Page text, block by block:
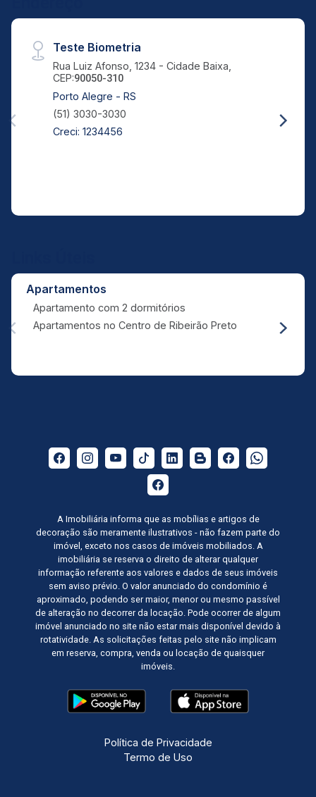
Teste Biometria
Rua Luiz Afonso, 1234 - Cidade Baixa,
CEP:90050-310
Porto Alegre - RS
(51) 3030-3030
Creci: 1234456
Apartamentos
Apartamento com 2 dormitórios
Apartamentos no Centro de Ribeirão Preto
A Imobiliária informa que as mobílias e artigos de
decoração são meramente ilustrativos - não fazem parte do
imóvel, exceto nos casos de imóveis mobiliados. A
imobiliária se reserva o direito de alterar qualquer
informação referente aos valores e dados de seus imóveis
sem aviso prévio. O valor anunciado do condomínio é
aproximado, podendo ser maior, menor ou mesmo passível
de alteração no decorrer da locação. Pode ocorrer de algum
imóvel anunciado no site não estar mais disponível devido à
rotatividade. As solicitações feitas pelo site não implicam
em reserva, compra, venda ou locação de quaisquer
imóveis.
Política de Privacidade
Termo de Uso